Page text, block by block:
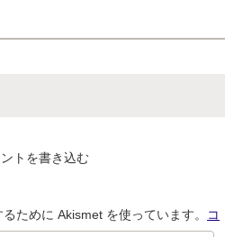
トを書き込む
ために Akismet を使っています。
コ